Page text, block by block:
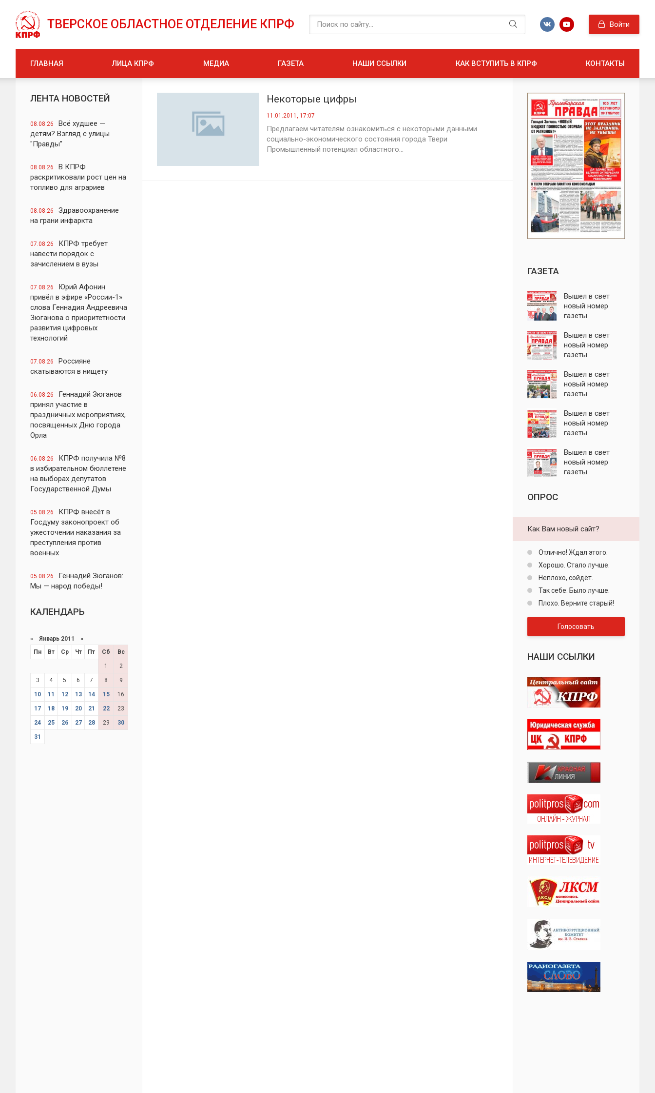
ТВЕРСКОЕ ОБЛАСТНОЕ ОТДЕЛЕНИЕ КПРФ Войти
ГЛАВНАЯ ЛИЦА КПРФ МЕДИА ГАЗЕТА НАШИ ССЫЛКИ КАК ВСТУПИТЬ В КПРФ КОНТАКТЫ
ЛЕНТА НОВОСТЕЙ
08.08.26
Всё худшее —
детям? Взгляд с улицы
"Правды"
08.08.26
В КПРФ
раскритиковали рост цен на
топливо для аграриев
08.08.26
Здравоохранение
на грани инфаркта
07.08.26
КПРФ требует
навести порядок с
зачислением в вузы
07.08.26
Юрий Афонин
привёл в эфире «России-1»
слова Геннадия Андреевича
Зюганова о приоритетности
развития цифровых
технологий
07.08.26
Россияне
скатываются в нищету
06.08.26
Геннадий Зюганов
принял участие в
праздничных мероприятиях,
посвященных Дню города
Орла
06.08.26
КПРФ получила №8
в избирательном бюллетене
на выборах депутатов
Государственной Думы
05.08.26
КПРФ внесёт в
Госдуму законопроект об
ужесточении наказания за
преступления против
военных
05.08.26
Геннадий Зюганов:
Мы — народ победы!
КАЛЕНДАРЬ
« Январь 2011 »
Пн
Вт Ср Чт Пт Сб Вс
1 2
3 4 5 6 7 8 9
10 11 12 13 14 15 16
17 18 19 20 21 22 23
24 25 26 27 28 29 30
31
Некоторые цифры
11.01.2011, 17:07
Предлагаем читателям ознакомиться с некоторыми данными
социально-экономического состояния города Твери
Промышленный потенциал областного...
ГАЗЕТА
Вышел в свет
новый номер
газеты
правда"
Вышел в свет
новый номер
газеты
правда"
Вышел в свет
новый номер
газеты
правда"
Вышел в свет
новый номер
газеты
правда"
Вышел в свет
новый номер
газеты
ОПРОС
Как Вам новый сайт?
Отлично! Ждал этого.
Хорошо. Стало лучше.
Неплохо, сойдёт.
Так себе. Было лучше.
Плохо. Верните старый!
Голосовать
НАШИ ССЫЛКИ